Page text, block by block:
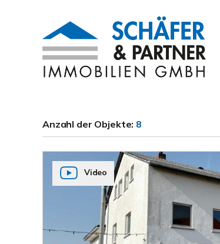
Anzahl der Objekte: 8
Video